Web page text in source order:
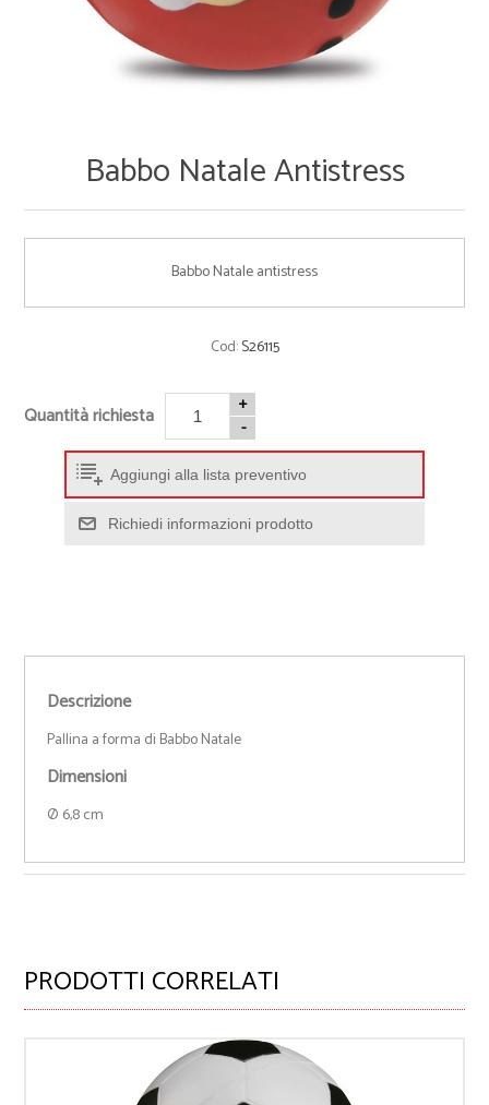
Babbo Natale Antistress
Babbo Natale antistress
Cod:S26115
Quantità richiesta
+
-
Aggiungi alla lista preventivo
Richiedi informazioni prodotto
Descrizione
Pallina a forma di Babbo Natale
Dimensioni
Ø 6,8 cm
PRODOTTI CORRELATI